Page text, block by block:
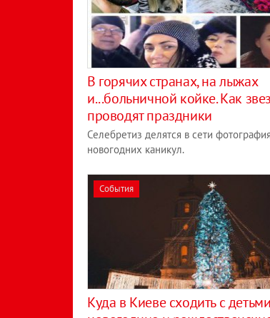
В горячих странах, на лыжах
и...больничной койке. Как
проводят праздники
Селебретиз делятся в сети
новогодних каникул.
События
Куда в Киеве сходить с